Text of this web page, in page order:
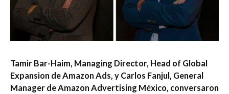
Tamir Bar-Haim, Managing Director, Head of Global
Expansion de Amazon Ads, y Carlos Fanjul, General
Manager de Amazon Advertising México, conversaron